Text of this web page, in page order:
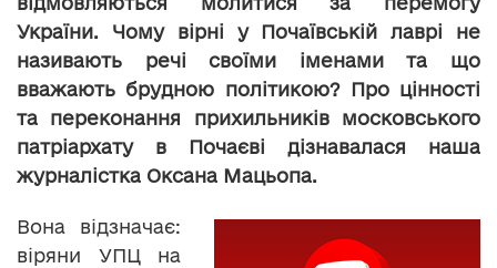
України. Чому вірні у Почаївській лаврі не
називають речі своїми іменами та що
вважають брудною політикою? Про цінності
та переконання прихильників московського
патріархату в Почаєві дізнавалася наша
журналістка Оксана Мацьопа.
Вона відзначає:
віряни УПЦ на